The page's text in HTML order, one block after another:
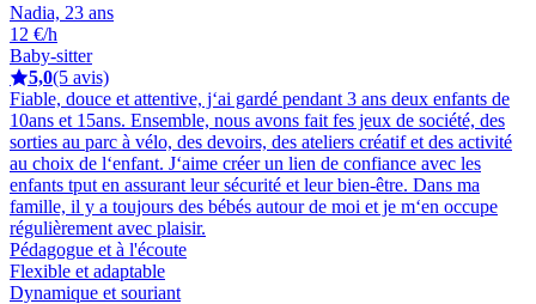
Nadia, 23 ans
12 €/h
Baby-sitter
5,0(5 avis)
Fiable, douce et attentive, j‘ai gardé pendant 3 ans deux enfants de
10ans et 15ans. Ensemble, nous avons fait fes jeux de société, des
sorties au parc à vélo, des devoirs, des ateliers créatif et des activité
au choix de l‘enfant. J‘aime créer un lien de confiance avec les
enfants tput en assurant leur sécurité et leur bien-être. Dans ma
famille, il y a toujours des bébés autour de moi et je m‘en occupe
régulièrement avec plaisir.
Pédagogue et à l'écoute
Flexible et adaptable
Dynamique et souriant